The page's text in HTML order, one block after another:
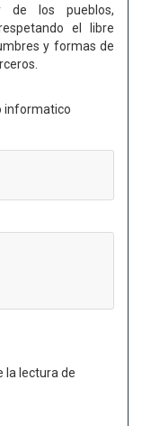
de los pueblos,
el libre
y formas de
informatico
la lectura de